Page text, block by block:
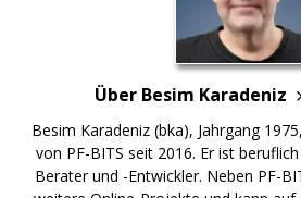
Über Besim Karadeniz
Besim Karadeniz (bka), Jahrgang
von PF-BITS seit 2016. Er ist
Berater und -Entwickler. Neben PF-